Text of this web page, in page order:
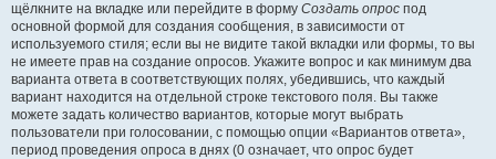
щёлкните на вкладке или перейдите в форму Создать опрос под
основной формой для создания сообщения, в зависимости от
используемого стиля; если вы не видите такой вкладки или формы, то вы
не имеете прав на создание опросов. Укажите вопрос и как минимум два
варианта ответа в соответствующих полях, убедившись, что каждый
вариант находится на отдельной строке текстового поля. Вы также
можете задать количество вариантов, которые могут выбрать
пользователи при голосовании, с помощью опции «Вариантов ответа»,
период проведения опроса в днях (0 означает, что опрос будет